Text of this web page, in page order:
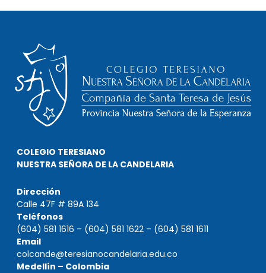
COLEGIO TERESIANO
NUESTRA SEÑORA DE LA CANDELARIA
Dirección
Calle 47F # 89A 134
Teléfonos
(604) 581 1616 – (604) 581 1622 – (604) 581 1611
Email
colcande@teresianocandelaria.edu.co
Medellín – Colombia